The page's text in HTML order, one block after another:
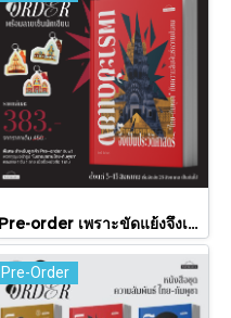
Pre-order เพราะขัดแย้งจึงเป็นประวัติศาสตร์ "ไทย-กัมพูชา" กับความสัมพันธ์หวานปนขม / มติชน
Pre-Order